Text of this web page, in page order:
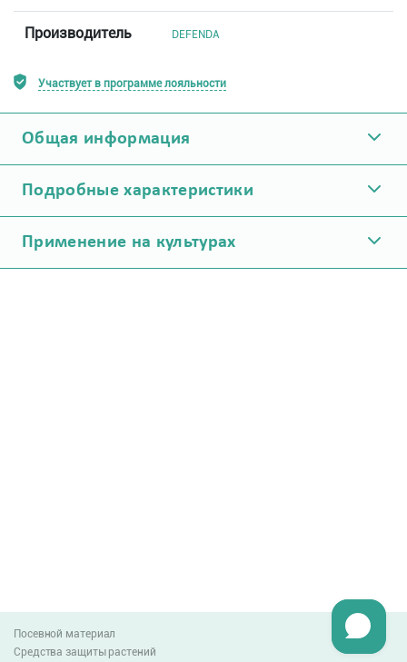
Производитель DEFENDA
Участвует в программе лояльности
Общая информация
Подробные характеристики
Применение на культурах
Посевной материал
Средства защиты растений